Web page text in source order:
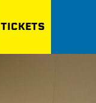
TICKETS
ZOEKEN